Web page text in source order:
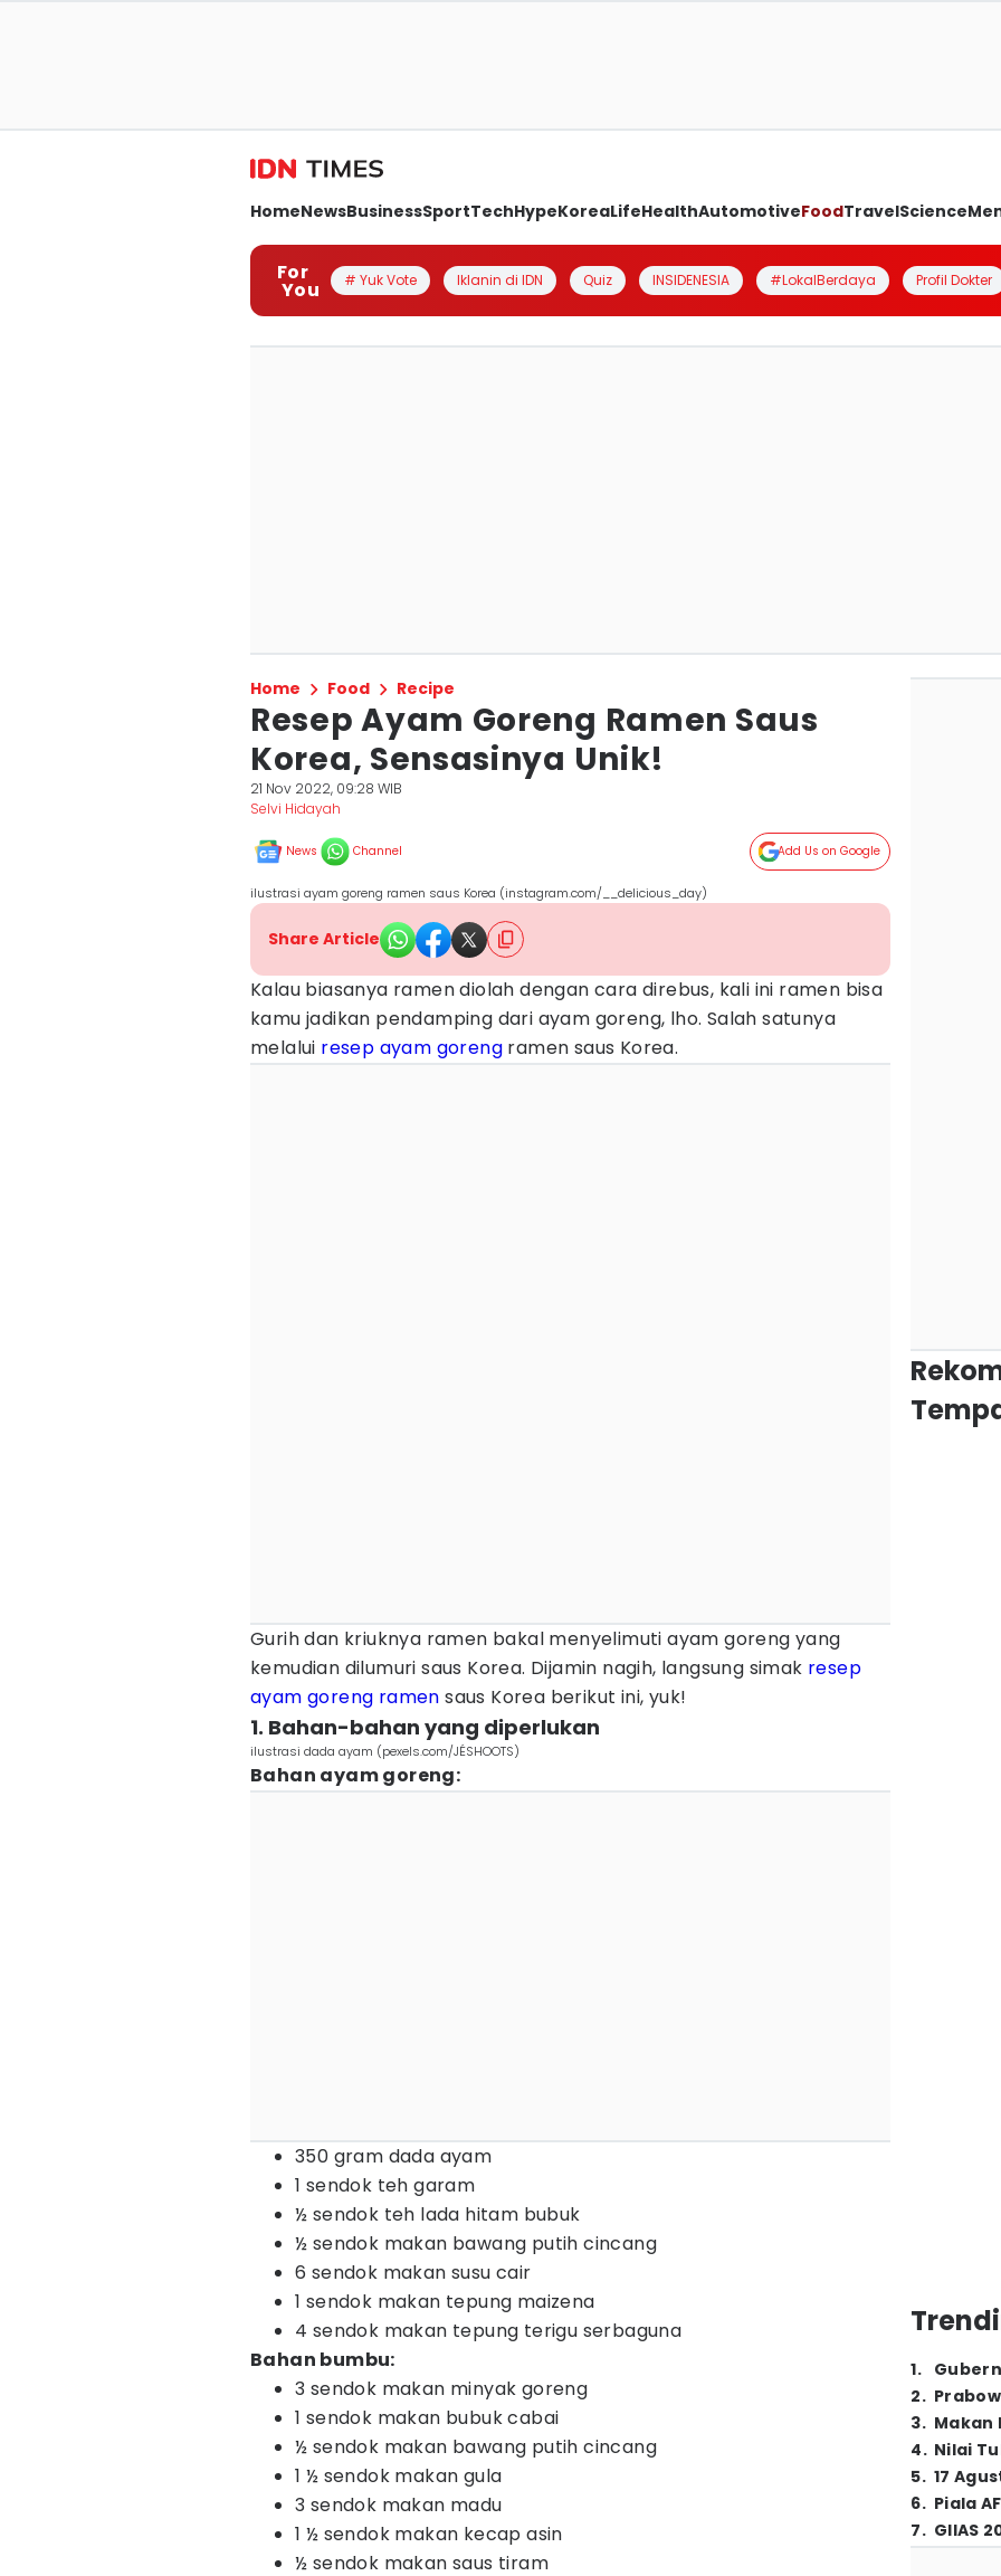
HomeNewsBusinessSportTechHypeKoreaLifeHealthAutomotiveFoodTravelScience
For
You # Yuk Vote Iklanin di IDN Quiz INSIDENESIA #LokalBerdaya Profil Dokter
Home Food Recipe
Resep Ayam Goreng Ramen Saus
Korea, Sensasinya Unik!
21 Nov 2022, 09:28 WIB
Selvi Hidayah
News Channel Add Us on Google
ilustrasi ayam goreng ramen saus Korea (instagram.com/__delicious_day)
Share Article
Kalau biasanya ramen diolah dengan cara direbus, kali ini ramen bisa
kamu jadikan pendamping dari ayam goreng, lho. Salah satunya
melalui resep ayam goreng ramen saus Korea.
Gurih dan kriuknya ramen bakal menyelimuti ayam goreng yang
kemudian dilumuri saus Korea. Dijamin nagih, langsung simak resep
ayam goreng ramen saus Korea berikut ini, yuk!
1. Bahan-bahan yang diperlukan
ilustrasi dada ayam (pexels.com/JÉSHOOTS)
Bahan ayam goreng:
350 gram dada ayam
1 sendok teh garam
½ sendok teh lada hitam bubuk
½ sendok makan bawang putih cincang
6 sendok makan susu cair
1 sendok makan tepung maizena
4 sendok makan tepung terigu serbaguna
Bahan bumbu:
3 sendok makan minyak goreng
1 sendok makan bubuk cabai
½ sendok makan bawang putih cincang
1 ½ sendok makan gula
3 sendok makan madu
1 ½ sendok makan kecap asin
½ sendok makan saus tiram
1.
2.
3. Makan
4. Nilai
5. 17
6. Piala
7. GIIAS